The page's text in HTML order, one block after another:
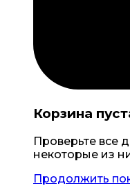
Корзина
Проверьте все
некоторые из
Продолжить